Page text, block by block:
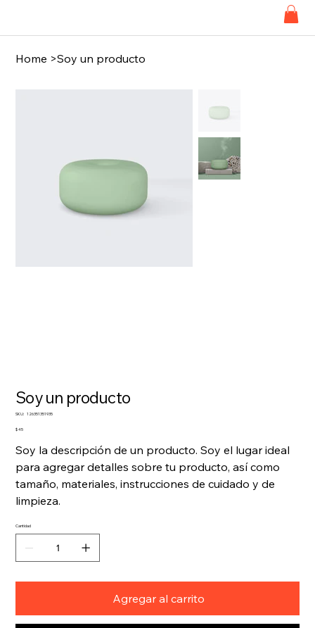
Home >Soy un producto
Soy un producto
SKU: SKU
126351351935
Precio
$ 45
Soy la descripción de un producto. Soy el lugar ideal
para agregar detalles sobre tu producto, así como
tamaño, materiales, instrucciones de cuidado y de
limpieza.
Cantidad
Agregar al carrito